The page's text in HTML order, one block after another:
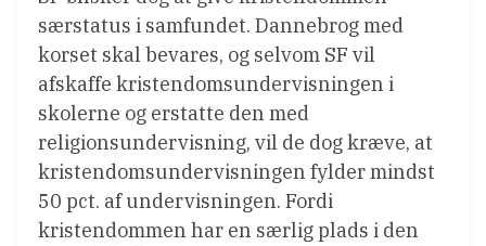
særstatus i samfundet. Dannebrog med
korset skal bevares, og selvom SF vil
afskaffe kristendomsundervisningen i
skolerne og erstatte den med
religionsundervisning, vil de dog kræve, at
kristendomsundervisningen fylder mindst
50 pct. af undervisningen. Fordi
kristendommen har en særlig plads i den